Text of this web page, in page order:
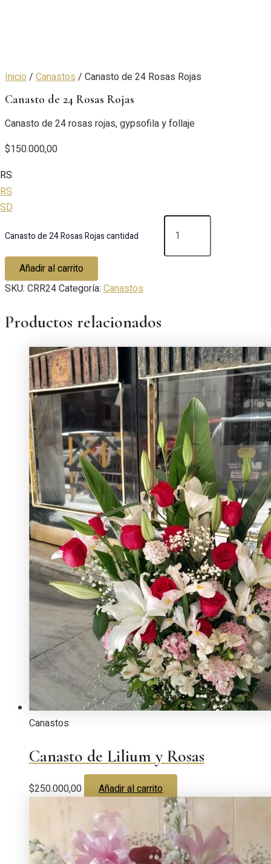
Inicio/ Canastos/ Canasto de 24 Rosas Rojas
Canasto de 24 Rosas Rojas
Canasto de 24 rosas rojas, gypsofila y follaje
$150.000,00
Canasto de 24 Rosas Rojas cantidad
Añadir al carrito
SKU: CRR24Categoría: Canastos
Productos relacionados
Canastos
Canasto de Lilium y Rosas
$250.000,00 Añadir al carrito